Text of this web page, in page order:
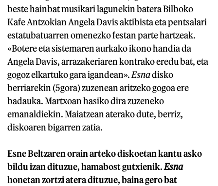
beste hainbat musikari lagunekin batera Bilboko
Kafe Antzokian Angela Davis aktibista eta pentsalari
estatubatuarren omenezko festan parte hartzeak.
«Botere eta sistemaren aurkako ikono handia da
Angela Davis, arrazakeriaren kontrako eredu bat, eta
gogoz elkartuko gara igandean». Esnadisko
berriarekin (5gora) zuzenean aritzeko gogoa ere
badauka. Martxoan hasiko dira zuzeneko
emanaldiekin. Maiatzean aterako dute, berriz,
diskoaren bigarren zatia.
Esne Beltzaren orain arteko diskoetan kantu asko
bildu izan dituzue, hamabost gutxienik.Esna
honetan zortzi atera dituzue, baina gero bat